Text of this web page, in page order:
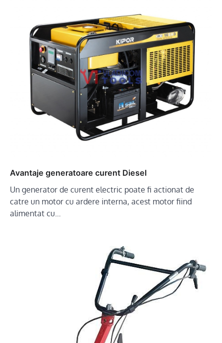
Avantaje generatoare curent Diesel
Un generator de curent electric poate fi actionat de
catre un motor cu ardere interna, acest motor fiind
alimentat cu…